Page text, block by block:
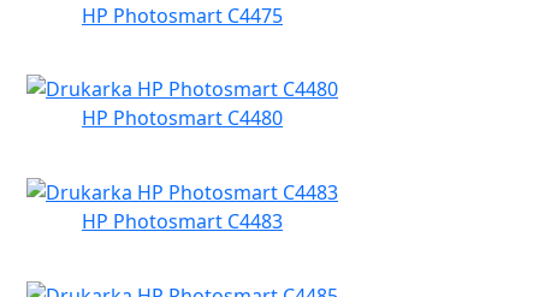
HP Photosmart C4475
HP Photosmart C4480
HP Photosmart C4483